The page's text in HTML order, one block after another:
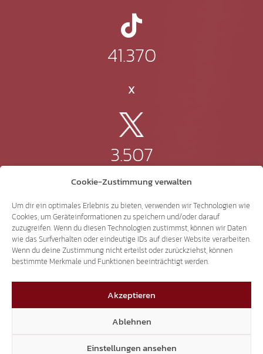
Cookie-Zustimmung verwalten
Um dir ein optimales Erlebnis zu bieten, verwenden wir Technologien wie
Cookies, um Geräteinformationen zu speichern und/oder darauf
zuzugreifen. Wenn du diesen Technologien zustimmst, können wir Daten
wie das Surfverhalten oder eindeutige IDs auf dieser Website verarbeiten.
Wenn du deine Zustimmung nicht erteilst oder zurückziehst, können
bestimmte Merkmale und Funktionen beeinträchtigt werden.
Akzeptieren
Ablehnen
Einstellungen ansehen
41.370
X
3.507
Threads
3.401